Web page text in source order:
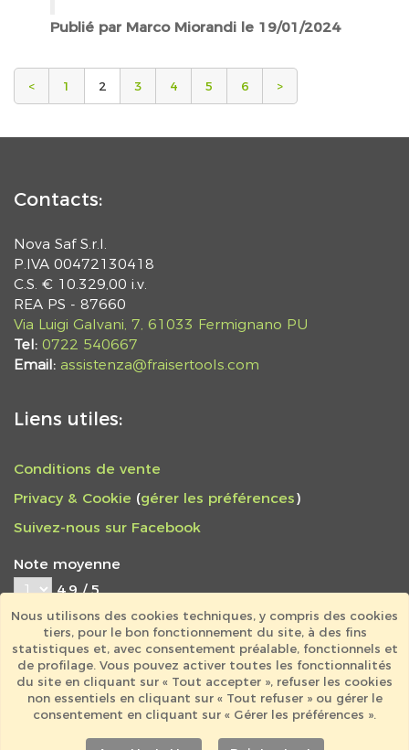
Publié par Marco Miorandi le 19/01/2024
< 1 2 3 4 5 6 >
Contacts:
Nova Saf S.r.l.
P.IVA 00472130418
C.S. € 10.329,00 i.v.
REA PS - 87660
Via Luigi Galvani, 7, 61033 Fermignano PU
Tel: 0722 540667
Email: assistenza@fraisertools.com
Liens utiles:
Conditions de vente
Privacy & Cookie (gérer les préférences)
Suivez-nous sur Facebook
Note moyenne
4,9 / 5
797 avis au total
PRODOTTO A DIR POCO
OTTIMO!!
"Prodotto d ottima fattura e consegna
davvero veloce!!!"
Nous utilisons des cookies techniques, y compris des cookies
tiers, pour le bon fonctionnement du site, à des fins
statistiques et, avec consentement préalable, fonctionnels et
de profilage. Vous pouvez activer toutes les fonctionnalités
du site en cliquant sur « Tout accepter », refuser les cookies
non essentiels en cliquant sur « Tout refuser » ou gérer le
consentement en cliquant sur « Gérer les préférences ».